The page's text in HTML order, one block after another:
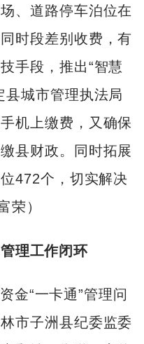
、道路停车泊位在
时段差别收费，有
手段，推出“智慧
县城市管理执法局
机上缴费，又确保
县财政。同时拓展
472个，切实解决
荣）
理工作闭环
金“一卡通”管理问
市子洲县纪委监委